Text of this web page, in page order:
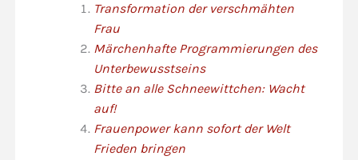
Transformation der verschmähten
Frau
Märchenhafte Programmierungen des
Unterbewusstseins
Bitte an alle Schneewittchen: Wacht
auf!
Frauenpower kann sofort der Welt
Frieden bringen